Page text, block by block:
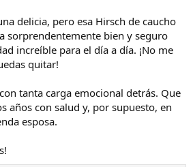
delicia, pero esa Hirsch de caucho
sorprendentemente bien y seguro
increíble para el día a día. ¡No me
quitar!
tanta carga emocional detrás. Que
años con salud y, por supuesto, en
esposa.